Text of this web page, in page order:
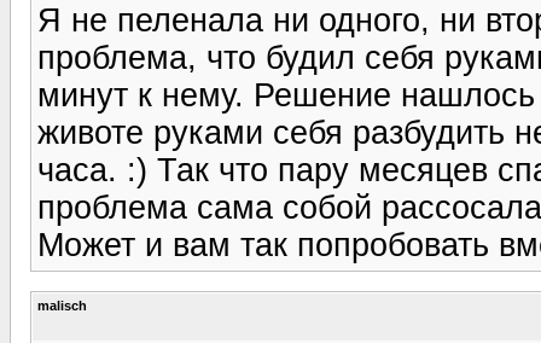
Я не пеленала ни одного, ни
проблема, что будил себя
минут к нему. Решение
животе руками себя разбудить
часа. :) Так что пару месяцев
проблема сама собой
Может и вам так попробовать
malisch